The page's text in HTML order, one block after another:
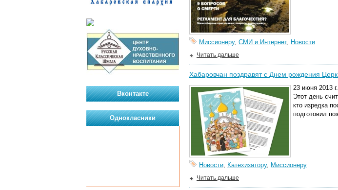
Миссионеру, СМИ и Интернет, Новости
Читать дальше
Хабаровчан поздравят с Днем рождения
23 июня 2013
Этот день
кто изредка
подготовил
Новости, Катехизатору, Миссионеру
Читать дальше
Вконтакте
Однокласники